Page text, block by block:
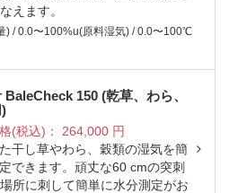
えます。
) / 0.0〜100%u(原料湿気) / 0.0〜100℃
BaleCheck 150 (乾草、わら、
(税込)： 264,000円
干し草やわら、穀類の湿気を簡
できます。頑丈な60 cmの突刺
所に刺して簡単に水分測定がお